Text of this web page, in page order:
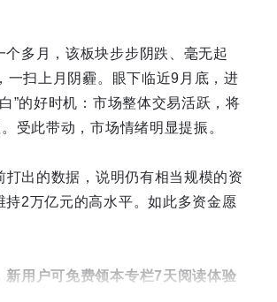
多月，该板块步步阴跌、毫无起
一扫上月阴霾。眼下临近9月底，进
”的好时机：市场整体交易活跃，将
受此带动，市场情绪明显提振。
出的数据，说明仍有相当规模的资
2万亿元的高水平。如此多资金愿
用户可免费领本专栏7天阅读体验